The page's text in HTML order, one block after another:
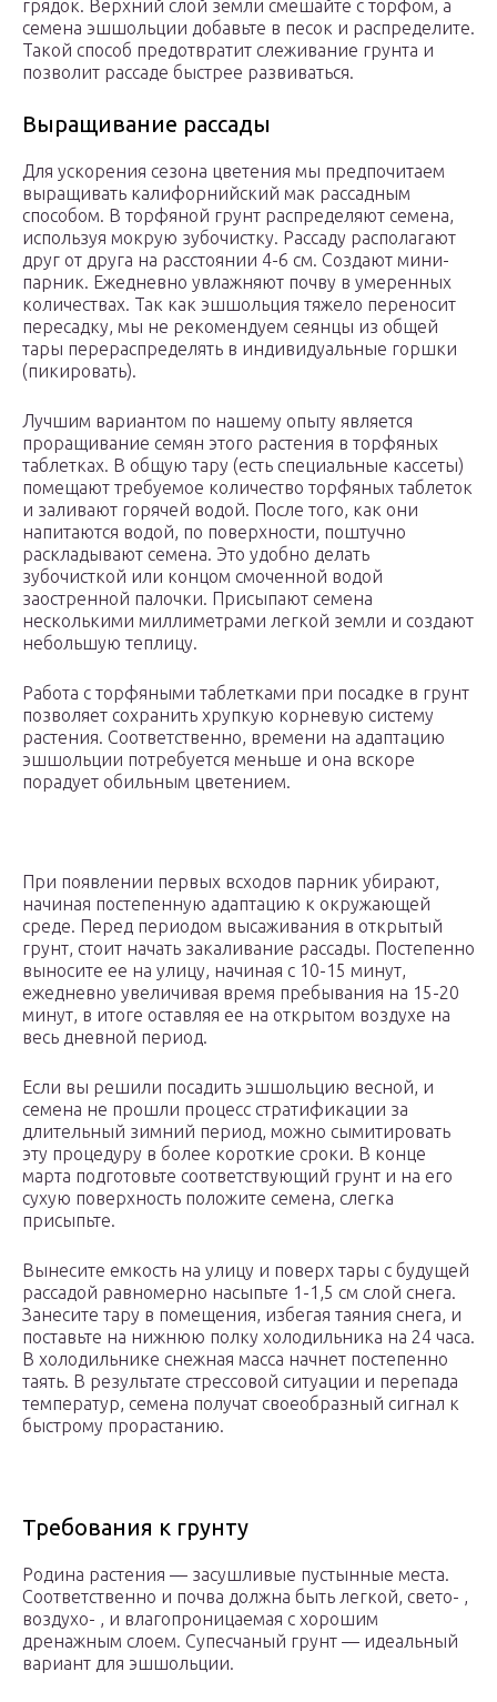
грядок. Верхний слой земли смешайте с торфом, а
семена эшшольции добавьте в песок и распределите.
Такой способ предотвратит слеживание грунта и
позволит рассаде быстрее развиваться.
Выращивание рассады
Для ускорения сезона цветения мы предпочитаем
выращивать калифорнийский мак рассадным
способом. В торфяной грунт распределяют семена,
используя мокрую зубочистку. Рассаду располагают
друг от друга на расстоянии 4-6 см. Создают мини-
парник. Ежедневно увлажняют почву в умеренных
количествах. Так как эшшольция тяжело переносит
пересадку, мы не рекомендуем сеянцы из общей
тары перераспределять в индивидуальные горшки
(пикировать).
Лучшим вариантом по нашему опыту является
проращивание семян этого растения в торфяных
таблетках. В общую тару (есть специальные кассеты)
помещают требуемое количество торфяных таблеток
и заливают горячей водой. После того, как они
напитаются водой, по поверхности, поштучно
раскладывают семена. Это удобно делать
зубочисткой или концом смоченной водой
заостренной палочки. Присыпают семена
несколькими миллиметрами легкой земли и создают
небольшую теплицу.
Работа с торфяными таблетками при посадке в грунт
позволяет сохранить хрупкую корневую систему
растения. Соответственно, времени на адаптацию
эшшольции потребуется меньше и она вскоре
порадует обильным цветением.
При появлении первых всходов парник убирают,
начиная постепенную адаптацию к окружающей
среде. Перед периодом высаживания в открытый
грунт, стоит начать закаливание рассады. Постепенно
выносите ее на улицу, начиная с 10-15 минут,
ежедневно увеличивая время пребывания на 15-20
минут, в итоге оставляя ее на открытом воздухе на
весь дневной период.
Если вы решили посадить эшшольцию весной, и
семена не прошли процесс стратификации за
длительный зимний период, можно сымитировать
эту процедуру в более короткие сроки. В конце
марта подготовьте соответствующий грунт и на его
сухую поверхность положите семена, слегка
присыпьте.
Вынесите емкость на улицу и поверх тары с будущей
рассадой равномерно насыпьте 1-1,5 см слой снега.
Занесите тару в помещения, избегая таяния снега, и
поставьте на нижнюю полку холодильника на 24 часа.
В холодильнике снежная масса начнет постепенно
таять. В результате стрессовой ситуации и перепада
температур, семена получат своеобразный сигнал к
быстрому прорастанию.
Требования к грунту
Родина растения — засушливые пустынные места.
Соответственно и почва должна быть легкой, свето- ,
воздухо- , и влагопроницаемая с хорошим
дренажным слоем. Супесчаный грунт — идеальный
вариант для эшшольции.